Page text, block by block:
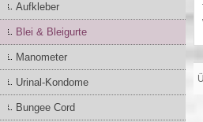
Aufkleber
Blei & Bleigurte
Manometer
Urinal-Kondome
Bungee Cord